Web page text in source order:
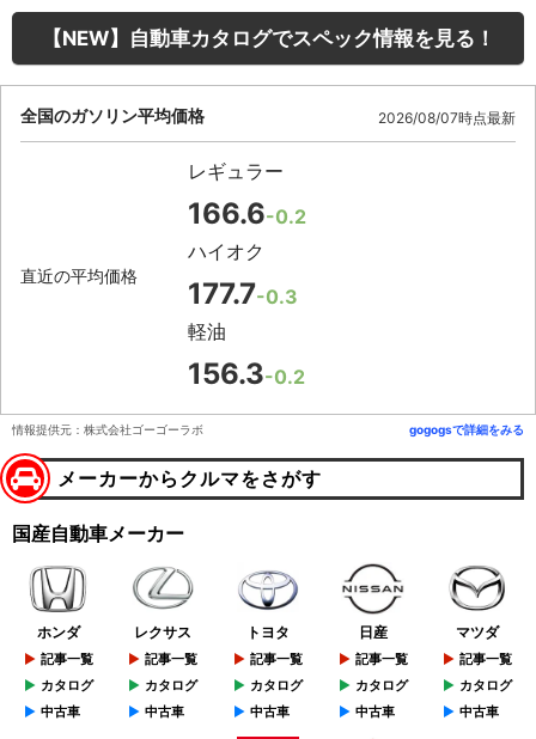
【NEW】自動車カタログでスペック情報を見る！
全国のガソリン平均価格 2026/08/07時点最新
直近の平均価格
レギュラー
166.6-0.2
ハイオク
177.7-0.3
軽油
156.3-0.2
情報提供元：株式会社ゴーゴーラボ gogogsで詳細をみる
メーカーからクルマをさがす
国産自動車メーカー
ホンダ
記事一覧
カタログ
中古車
レクサス
記事一覧
カタログ
中古車
トヨタ
記事一覧
カタログ
中古車
日産
記事一覧
カタログ
中古車
マツダ
記事一覧
カタログ
中古車